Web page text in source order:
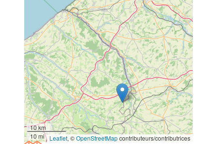
10 km
10 mi
Leaflet, ©OpenStreetMapcontributeurs/contributrices